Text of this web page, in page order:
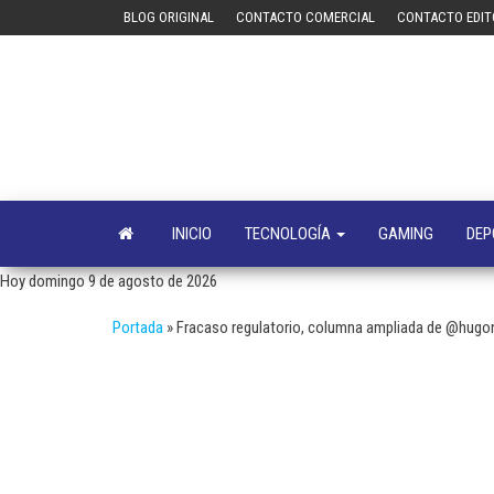
BLOG ORIGINAL CONTACTO COMERCIAL CONTACTO
INICIO TECNOLOGÍA GAMING
Hoy domingo 9 de agosto de 2026
Portada »Fracaso regulatorio, columna ampliada de